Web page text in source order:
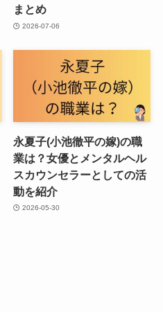
まとめ
2026-07-06
永夏子(小池徹平の嫁)の職
業は？女優とメンタルヘル
スカウンセラーとしての活
動を紹介
2026-05-30